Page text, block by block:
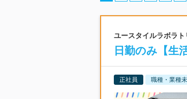
ユースタイルラボラ
日勤のみ【生
正社員 職種・業種